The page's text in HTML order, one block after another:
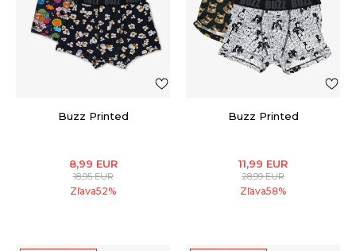
Buzz Printed
8,99 EUR
18,95EUR
Zľava52%
Buzz Printed
11,99 EUR
28,99EUR
Zľava58%